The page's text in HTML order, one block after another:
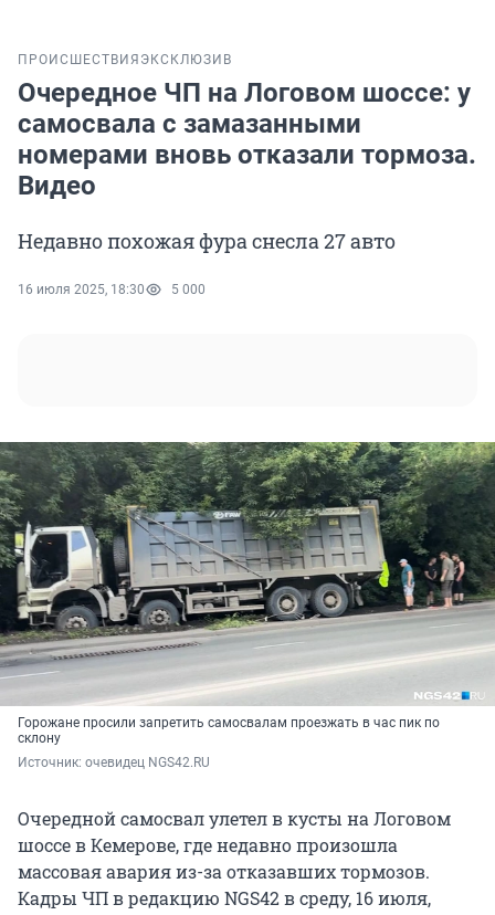
ПРОИСШЕСТВИЯ ЭКСКЛЮЗИВ
Очередное ЧП на Логовом шоссе: у
самосвала с замазанными
номерами вновь отказали тормоза.
Видео
Недавно похожая фура снесла 27 авто
16 июля 2025, 18:30 5 000
Горожане просили запретить самосвалам проезжать в час пик по
склону
Источник: очевидец NGS42.RU
Очередной самосвал улетел в кусты на Логовом
шоссе в Кемерове, где недавно произошла
массовая авария из-за отказавших тормозов.
Кадры ЧП в редакцию NGS42 в среду, 16 июля,